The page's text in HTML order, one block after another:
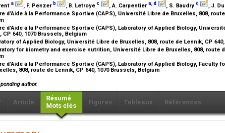
a , F. Penzer b , B. Letroye c , A. Carpentiera,d , S. Baudry c , J.
d’Aide à la Performance Sportive (CAPS), Université Libre de Bruxelles, 808,
d’Aide à la Performance Sportive (CAPS), Laboratory of Applied Biology,
CP 640, 1070 Brussels, Belgium
of Applied Biology, Université Libre de Bruxelles, 808, route de Lennik, CP
for biometry and exercise nutrition, Université Libre de Bruxelles, 808, route
d’Aide à la Performance Sportive (CAPS), Laboratory of Applied Biology, Faculty
808, route de Lennik, CP 640, 1070 Brussels, Belgium
author.
Article
Résumé
Mots clés
Figures Tableaux Références